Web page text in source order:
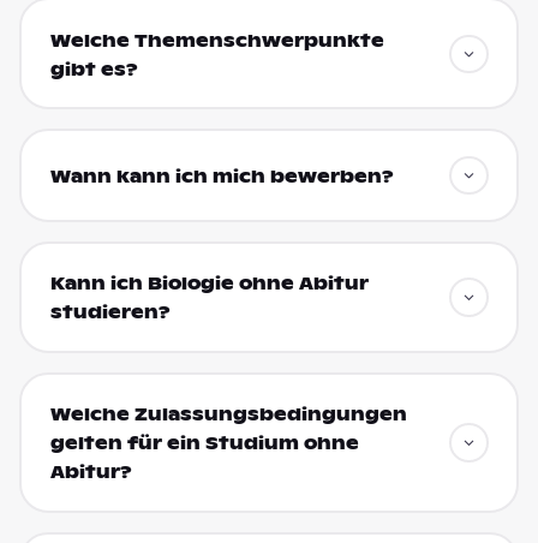
Welche Themenschwerpunkte
gibt es?
Wann kann ich mich bewerben?
Kann ich Biologie ohne Abitur
studieren?
Welche Zulassungsbedingungen
gelten für ein Studium ohne
Abitur?